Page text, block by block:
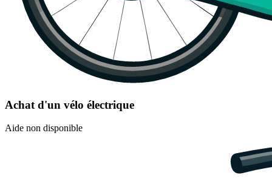
Achat d'un vélo électrique
Aide non disponible